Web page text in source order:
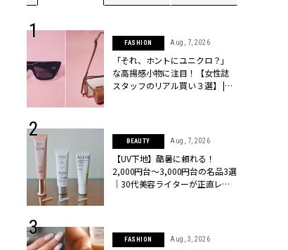
FASHION Aug, 7, 2026
「それ、ホントにユニクロ？」
な高揚感小物に注目！【女性誌
スタッフのリアル買い３選】 |
BEAUTY Aug, 7, 2026
【UV下地】酷暑に頼れる！
2,000円台〜3,000円台の名品3選
｜30代美容ライターが正直レビ
FASHION Aug, 3, 2026